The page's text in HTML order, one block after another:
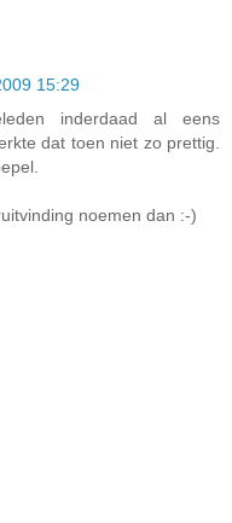
15:29
inderdaad al eens
dat toen niet zo prettig.
noemen dan :-)